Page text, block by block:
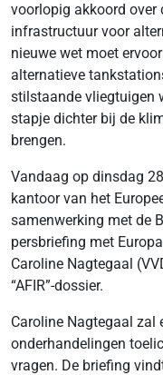
voorlopig akkoord over
infrastructuur voor
nieuwe wet moet
alternatieve
stilstaande vliegtuigen
stapje dichter bij de
brengen.
Vandaag op dinsdag
kantoor van het
samenwerking met de
persbriefing met
Caroline Nagtegaal
“AFIR”-dossier.
Caroline Nagtegaal zal
onderhandelingen
vragen. De briefing